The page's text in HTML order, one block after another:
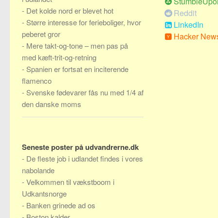
Reddit
LinkedIn
Hacker
- Det kolde nord er blevet hot
- Større interesse for ferieboliger, hvor
peberet gror
- Mere takt-og-tone – men pas på
med kæft-trit-og-retning
- Spanien er fortsat en inciterende
flamenco
- Svenske fødevarer fås nu med 1/4 af
den danske moms
Seneste poster på udvandrerne.dk
- De fleste job i udlandet findes i vores
nabolande
-Velkommen til vækstboom i
Udkantsnorge
- Banken grinede ad os